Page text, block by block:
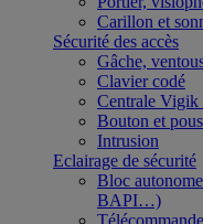
Carillon et
Sécurité des accès
Gâche,
Clavier codé
Centrale Vigik
Bouton et
Intrusion
Eclairage de sécurité
Bloc
BAPI…)